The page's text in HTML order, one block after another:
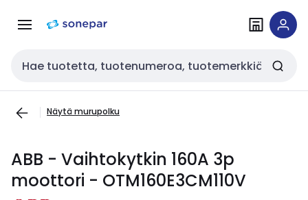
navigointiinsisältöön
Haku
Näytä murupolku
ABB - Vaihtokytkin 160A 3p
moottori - OTM160E3CM110V